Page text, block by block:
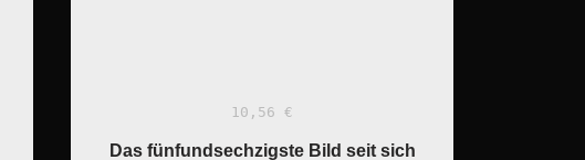
10,56 €
Das fünfundsechzigste Bild seit sich